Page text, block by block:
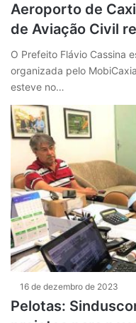
Aeroporto de
de Aviação Civil
O Prefeito Flávio Cassina
organizada pelo
esteve no…
16 de dezembro de 2023
Pelotas: